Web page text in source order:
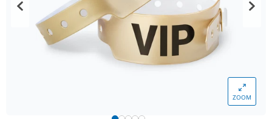
ZOOM
ab 10 Pack 34,75 €* 0,35 €*/1Stück
ab 30 Pack 26,42 €* 0,26 €*/1Stück